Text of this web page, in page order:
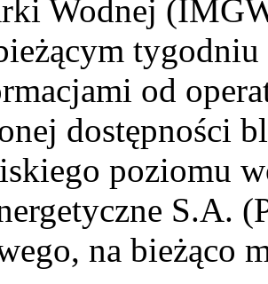
Wodnej
tygodniu
od
dostępności
poziomu
S.A.
na bieżąco